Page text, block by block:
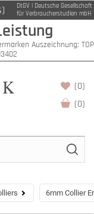
DtGV | Deutsche Gesellschaft
für Verbraucherstudien mbH
Auszeichnung: TOP
(0)
(0)
6mm Collier